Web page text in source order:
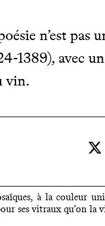
n’est pas
1389), avec
vin.
à la couleur
ses vitraux qu’on